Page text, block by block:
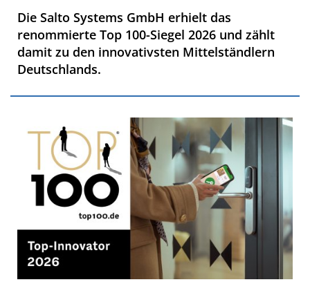
Die Salto Systems GmbH erhielt das
renommierte Top 100-Siegel 2026 und zählt
damit zu den innovativsten Mittelständlern
Deutschlands.